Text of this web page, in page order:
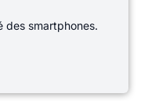
des smartphones.